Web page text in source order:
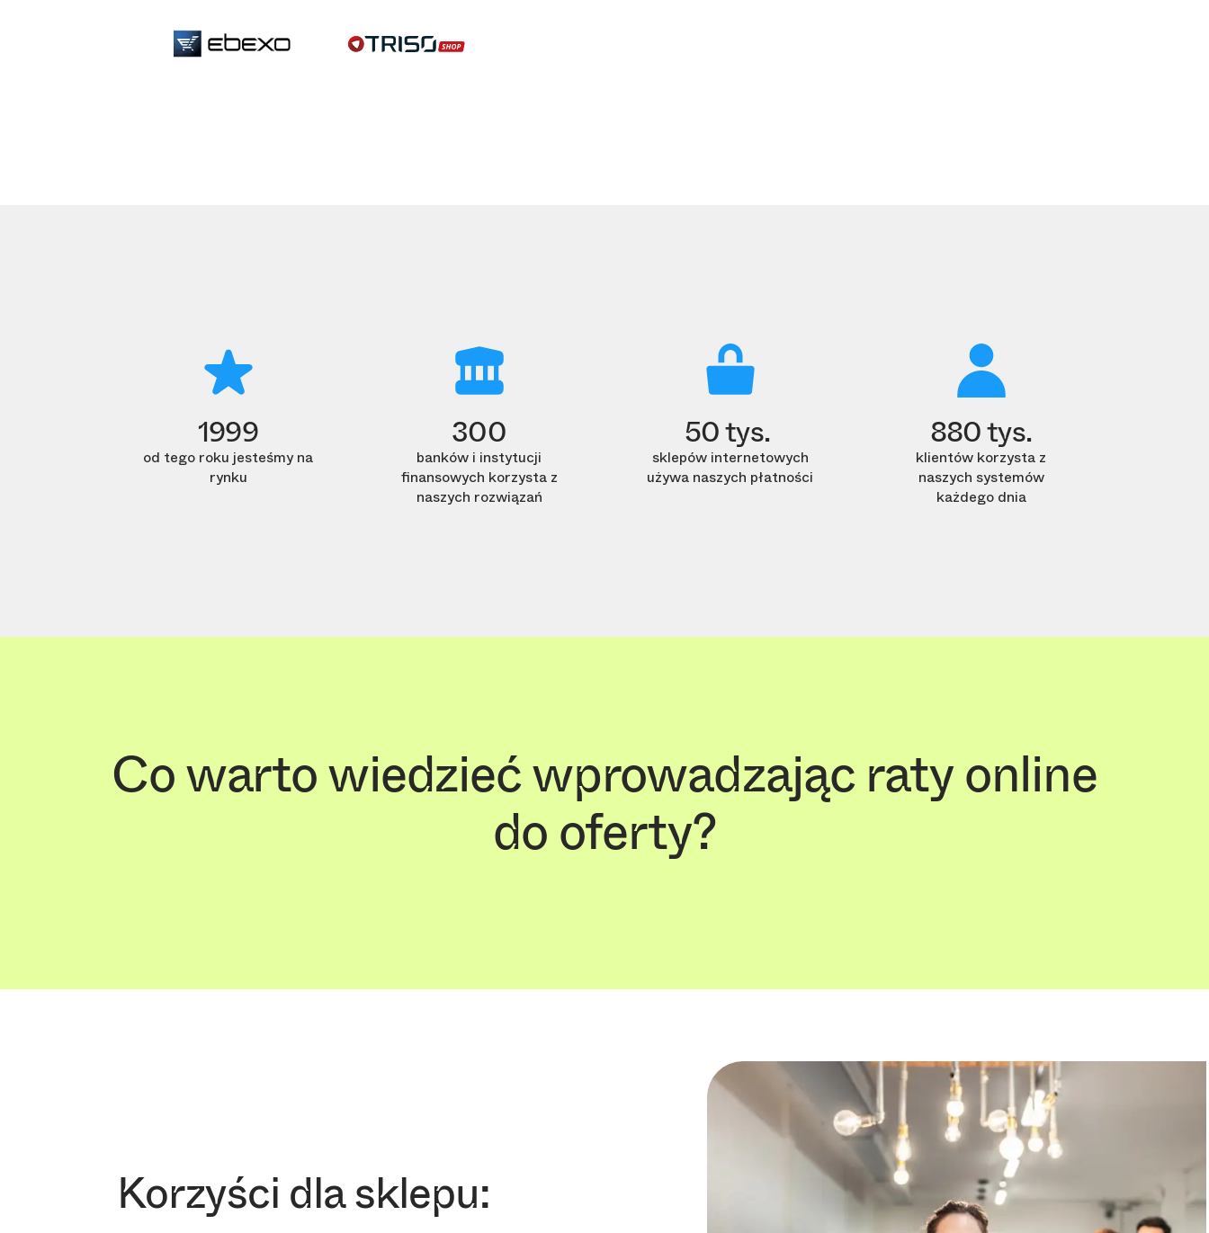
1999
od tego roku jesteśmy na
rynku
300
banków i instytucji
finansowych korzysta z
naszych rozwiązań
50 tys.
sklepów internetowych
używa naszych płatności
880 tys.
klientów korzysta z
naszych systemów
każdego dnia
Co warto wiedzieć wprowadzając raty online
do oferty?
Korzyści dla sklepu: